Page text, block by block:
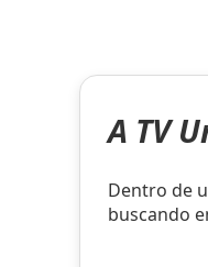
A TV
Dentro de
buscando